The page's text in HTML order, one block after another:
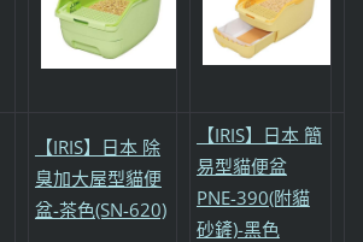
【IRIS】日本 除
臭加大屋型貓便
盆-茶色(SN-620)
【IRIS】日本 簡
易型貓便盆
PNE-390(附貓
砂鏟)-黑色